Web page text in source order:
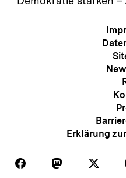
Erklärung
Folgen
Auf
Folgen